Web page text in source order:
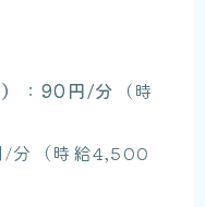
：90円/分 （時
/分（時給4,500